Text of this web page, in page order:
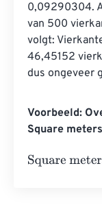
0,09290304.
van 500
volgt:
46,45152
dus ongeveer
Voorbeeld:
Square meters
Square meters